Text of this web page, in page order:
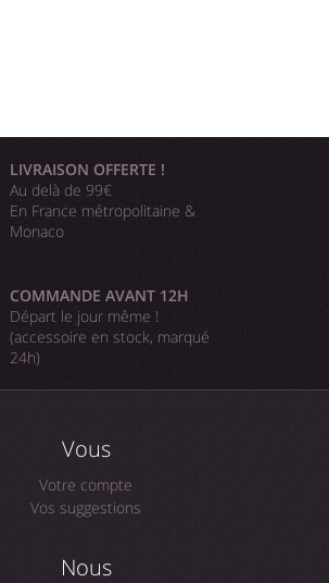
LIVRAISON OFFERTE !
Au delà de 99€
En France métropolitaine &
Monaco
COMMANDE AVANT 12H
Départ le jour même !
(accessoire en stock, marqué
24h)
Vous
Votre compte
Vos suggestions
Nous